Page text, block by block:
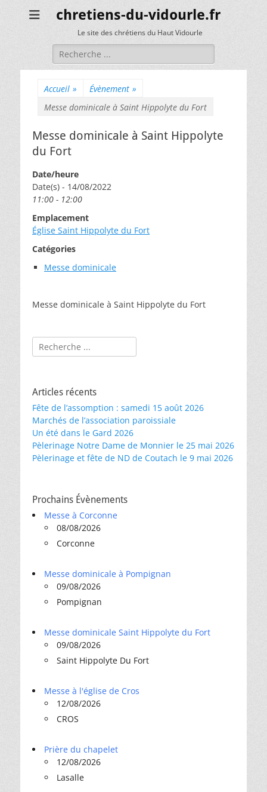
chretiens-du-vidourle.fr
Le site des chrétiens du Haut Vidourle
Rechercher :
Accueil » Évènement »
Messe dominicale à Saint Hippolyte du Fort
Messe dominicale à Saint Hippolyte
du Fort
Date/heure
Date(s) - 14/08/2022
11:00 - 12:00
Emplacement
Église Saint Hippolyte du Fort
Catégories
Messe dominicale
Messe dominicale à Saint Hippolyte du Fort
Rechercher :
Articles récents
Fête de l’assomption : samedi 15 août 2026
Marchés de l’association paroissiale
Un été dans le Gard 2026
Pèlerinage Notre Dame de Monnier le 25 mai 2026
Pèlerinage et fête de ND de Coutach le 9 mai 2026
Prochains Évènements
Messe à Corconne
08/08/2026
Corconne
Messe dominicale à Pompignan
09/08/2026
Pompignan
Messe dominicale Saint Hippolyte du Fort
09/08/2026
Saint Hippolyte Du Fort
Messe à l'église de Cros
12/08/2026
CROS
Prière du chapelet
12/08/2026
Lasalle